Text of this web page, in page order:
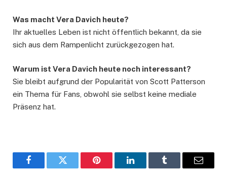
Was macht Vera Davich heute?
Ihr aktuelles Leben ist nicht öffentlich bekannt, da sie
sich aus dem Rampenlicht zurückgezogen hat.
Warum ist Vera Davich heute noch interessant?
Sie bleibt aufgrund der Popularität von Scott Patterson
ein Thema für Fans, obwohl sie selbst keine mediale
Präsenz hat.
FacebookTwitter Pinterest LinkedInTumblr Email